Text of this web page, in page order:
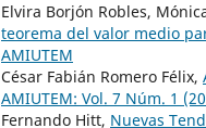
Elvira Borjón Robles,
teorema del valor medio
AMIUTEM
César Fabián Romero Félix,
AMIUTEM: Vol. 7 Núm. 1
Fernando Hitt, Nuevas